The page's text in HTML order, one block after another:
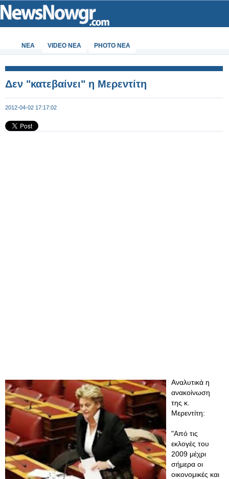
ΝΕΑ VIDEO NEA PHOTO NEA
Δεν "κατεβαίνει" η Μερεντίτη
2012-04-02 17:17:02
Αναλυτικά η
ανακοίνωση
της κ.
Μερεντίτη:
"Από τις
εκλογές του
2009 μέχρι
σήμερα οι
οικονομικές και